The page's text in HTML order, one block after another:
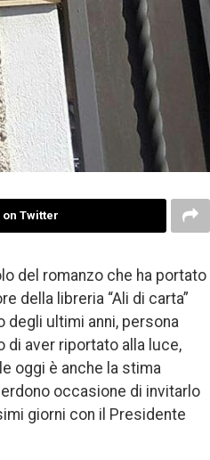
on Twitter
del romanzo che ha portato
della libreria “Ali di carta”
ultimi anni, persona
di aver riportato alla luce,
oggi è anche la stima
occasione di invitarlo
giorni con il Presidente